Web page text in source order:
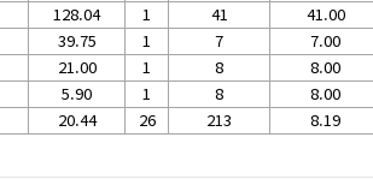
128.04 1 41
41.00
39.75 1 7
7.00
21.00 1 8
8.00
5.90 1 8
8.00
20.44 26 213 8.19